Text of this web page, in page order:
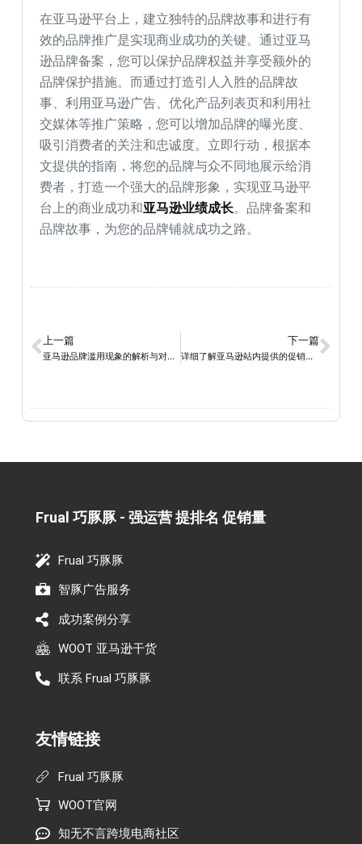
在亚马逊平台上，建立独特的品牌故事和进行有
效的品牌推广是实现商业成功的关键。通过亚马
逊品牌备案，您可以保护品牌权益并享受额外的
品牌保护措施。而通过打造引人入胜的品牌故
事、利用亚马逊广告、优化产品列表页和利用社
交媒体等推广策略，您可以增加品牌的曝光度、
吸引消费者的关注和忠诚度。立即行动，根据本
文提供的指南，将您的品牌与众不同地展示给消
费者，打造一个强大的品牌形象，实现亚马逊平
台上的商业成功和亚马逊业绩成长。品牌备案和
品牌故事，为您的品牌铺就成功之路。
上一篇
亚马逊品牌滥用现象的解析与对策：全方位的指南
下一篇
详细了解亚马逊站内提供的促销工具，及其使用方法
Frual 巧豚豚 - 强运营 提排名 促销量​
Frual 巧豚豚
智豚广告服务
成功案例分享
WOOT 亚马逊干货
联系 Frual 巧豚豚
友情链接
Frual 巧豚豚
WOOT官网
知无不言跨境电商社区